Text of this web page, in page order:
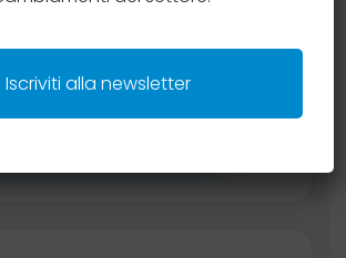
una tematica specifica.
Iscriviti alla newsletter